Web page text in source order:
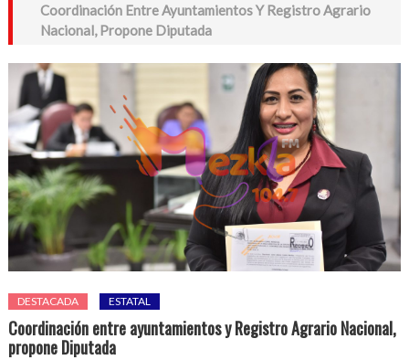
Coordinación Entre Ayuntamientos Y Registro Agrario
Nacional, Propone Diputada
DESTACADA ESTATAL
Coordinación entre ayuntamientos y Registro Agrario Nacional,
propone Diputada